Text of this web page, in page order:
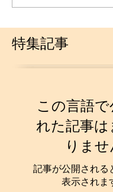
特集記事
この言語で
れた記事は
りませ
記事が公開される
表示されま